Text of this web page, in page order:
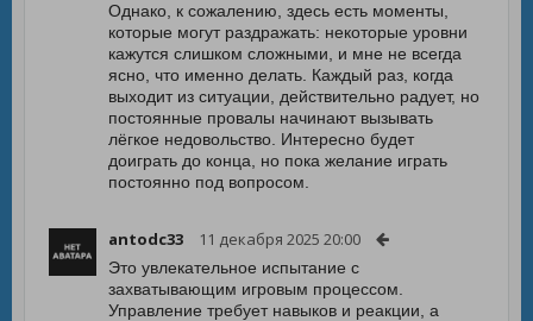
Однако, к сожалению, здесь есть моменты,
которые могут раздражать: некоторые уровни
кажутся слишком сложными, и мне не всегда
ясно, что именно делать. Каждый раз, когда
выходит из ситуации, действительно радует, но
постоянные провалы начинают вызывать
лёгкое недовольство. Интересно будет
доиграть до конца, но пока желание играть
постоянно под вопросом.
antodc33 11 декабря 2025 20:00
Это увлекательное испытание с
захватывающим игровым процессом.
Управление требует навыков и реакции, а